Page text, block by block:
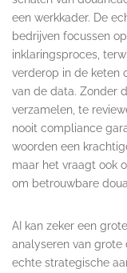
een werkkader. De
bedrijven focussen
inklaringsproces,
verderop in de keten
van de data. Zonder
verzamelen, te
nooit compliance
woorden een
maar het vraagt ook
om betrouwbare
AI kan zeker een
analyseren van grote
echte strategische